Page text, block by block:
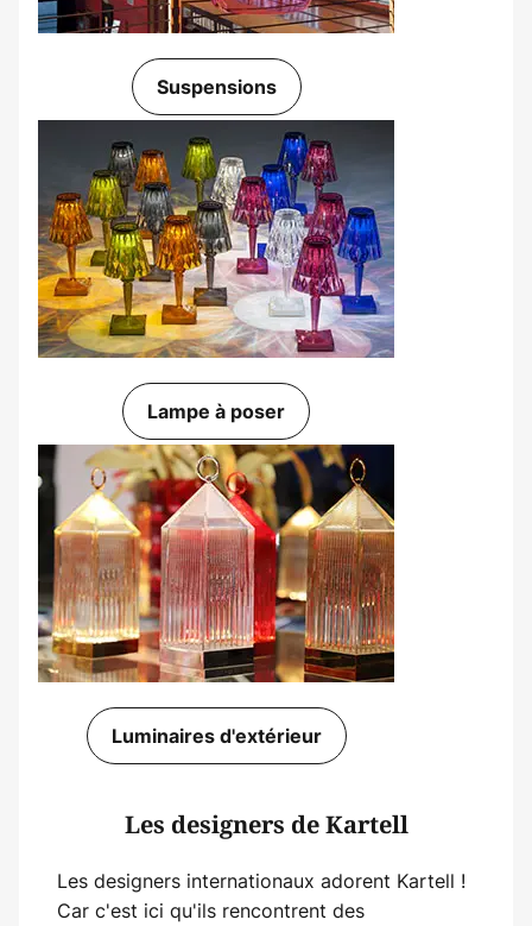
Suspensions
Lampe à poser
Luminaires d'extérieur
Les designers de Kartell
Les designers internationaux adorent Kartell !
Car c'est ici qu'ils rencontrent des